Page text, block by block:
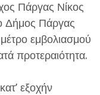
Πάργας Νίκος
Δήμος Πάργας
εμβολιασμού
προτεραιότητα.
εξοχήν